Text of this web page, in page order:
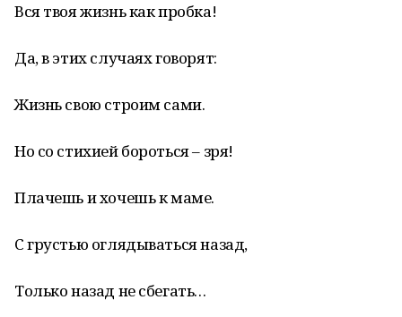
Вся твоя жизнь как пробка!
Да, в этих случаях говорят:
Жизнь свою строим сами.
Но со стихией бороться – зря!
Плачешь и хочешь к маме.
С грустью оглядываться назад,
Только назад не сбегать…